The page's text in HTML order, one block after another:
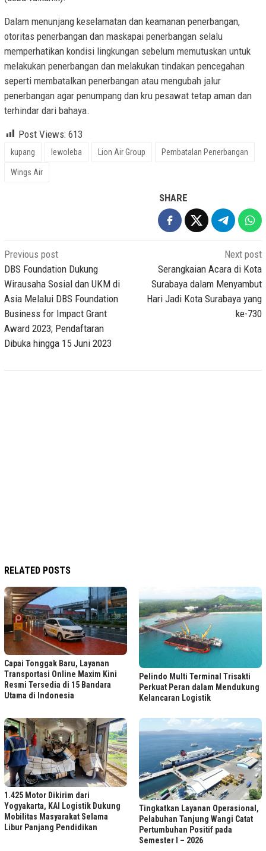
Dalam menunjang keselamatan dan keamanan penerbangan,
otoritas penerbangan dan maskapai penerbangan selalu
memperhatikan kondisi lingkungan sebelum memutuskan untuk
melakukan penerbangan dan melakukan tindakan pencegahan
seperti membatalkan penerbangan atau mengubah jalur
penerbangan agar penumpang dan kru pesawat tetap aman dan
terhindar dari bahaya.
Post Views: 613
kupang lewoleba Lion Air Group Pembatalan Penerbangan
Wings Air
SHARE
Post
navigation
Previous post
DBS Foundation Dukung
Wirausaha Sosial dan UKM di
Asia Melalui DBS Foundation
Business for Impact Grant
Award 2023; Pendaftaran
Dibuka hingga 15 Juni 2023
Next post
Serangkaian Acara di Kota
Surabaya dalam Menyambut
Hari Jadi Kota Surabaya yang
ke-730
RELATED POSTS
Capai Tonggak Baru, Layanan
Transportasi Online Maxim Kini
Resmi Tersedia di 15 Bandara
Utama di Indonesia
Pelindo Multi Terminal Trisakti
Perkuat Peran dalam Mendukung
Kelancaran Logistik
1.425 Motor Dikirim dari
Yogyakarta, KAI Logistik Dukung
Mobilitas Masyarakat Selama
Libur Panjang Pendidikan
Tingkatkan Layanan Operasional,
Pelabuhan Tanjung Wangi Catat
Pertumbuhan Positif pada
Semester I – 2026